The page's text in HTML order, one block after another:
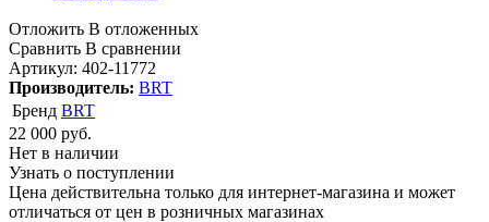
Отложить В отложенных
Сравнить В сравнении
Артикул: 402-11772
Производитель: BRT
Бренд BRT
22 000 руб.
Нет в наличии
Узнать о поступлении
Цена действительна только для интернет-магазина и может
отличаться от цен в розничных магазинах